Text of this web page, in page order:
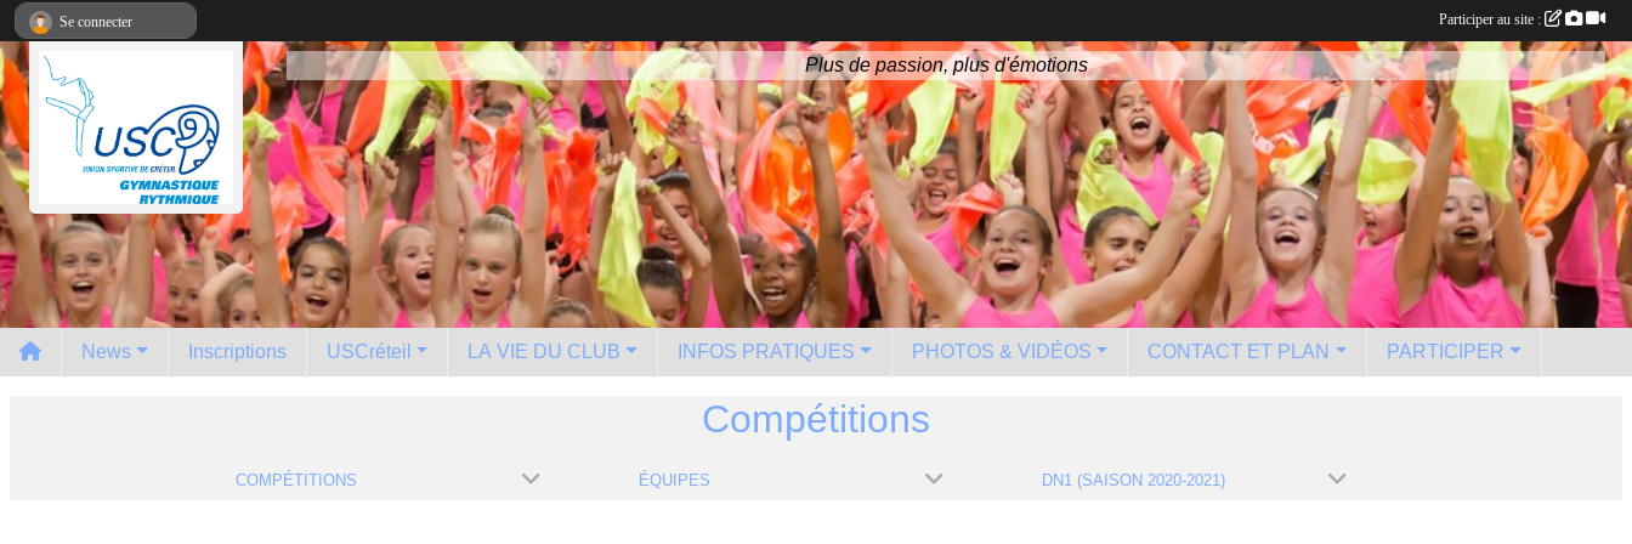
Plus de passion, plus d'émotions
News Inscriptions USCréteil LA VIE DU CLUB INFOS PRATIQUES PHOTOS & VIDÉOS CONTACT ET PLAN PARTICIPER
Compétitions
COMPÉTITIONS ÉQUIPES DN1 (SAISON 2020-2021)
Se connecter Participer au site :
Panneau de gestion des cookies